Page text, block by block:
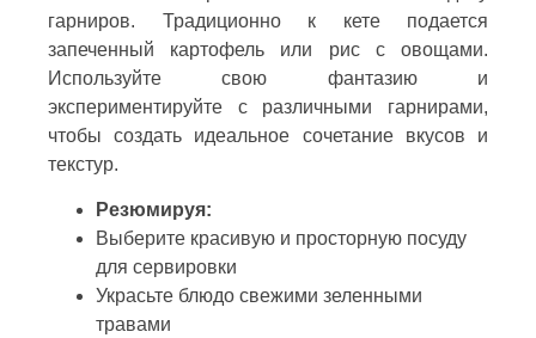
гарниров. Традиционно к кете подается
запеченный картофель или рис с овощами.
Используйте свою фантазию и
экспериментируйте с различными гарнирами,
чтобы создать идеальное сочетание вкусов и
текстур.
Резюмируя:
Выберите красивую и просторную посуду
для сервировки
Украсьте блюдо свежими зеленными
травами